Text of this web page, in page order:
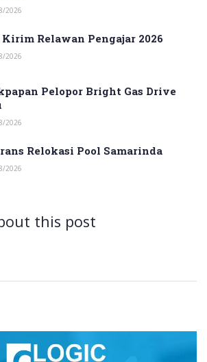
2026
Kirim Relawan Pengajar 2026
2026
Pelopor Bright Gas Drive
2026
Relokasi Pool Samarinda
2026
this post